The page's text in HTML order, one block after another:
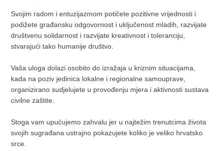
Svojim radom i entuzijazmom potičete pozitivne vrijednosti i
podižete građansku odgovornost i uključenost mladih, razvijate
društvenu solidarnost i razvijate kreativnost i toleranciju,
stvarajući tako humanije društvo.
Vaša uloga dolazi osobito do izražaja u kriznim situacijama,
kada na poziv jedinica lokalne i regionalne samouprave,
organizirano sudjelujete u provođenju mjera i aktivnosti sustava
civilne zaštite.
Stoga vam upućujemo zahvalu jer u najtežim trenutcima života
svojih sugrađana ustrajno pokazujete koliko je veliko hrvatsko
srce.